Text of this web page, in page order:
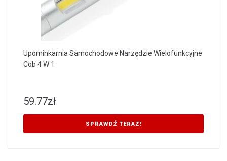
Upominkarnia Samochodowe Narzędzie Wielofunkcyjne
Cob 4 W 1
59.77zł
SPRAWDŹ TERAZ!